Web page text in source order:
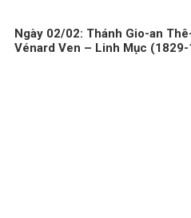
Ngày 02/02: Thánh Gio-an
Vénard Ven – Linh Mục